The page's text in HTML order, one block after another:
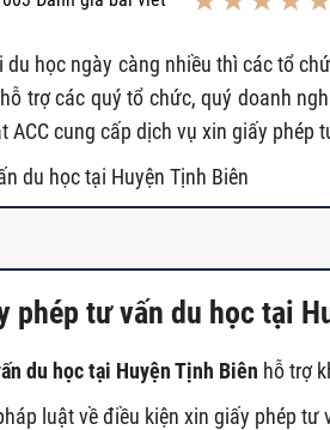
học ngày càng nhiều thì các tổ
trợ các quý tổ chức, quý doanh
ACC cung cấp dịch vụ xin giấy phép
du học tại Huyện Tịnh Biên
phép tư vấn du học tại
du học tại Huyện Tịnh Biên hỗ trợ
luật về điều kiện xin giấy phép